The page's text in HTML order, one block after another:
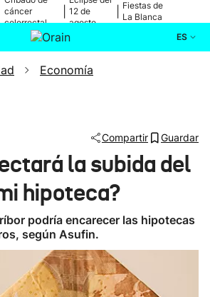
cáncer
colorrectal
12 de
agosto
Fiestas de
La Blanca
ES
Actualidad
Ikusmiran
Eguraldia
Economía
Compartir Guardar
la subida del
hipoteca?
podría encarecer las hipotecas
según Asufin.